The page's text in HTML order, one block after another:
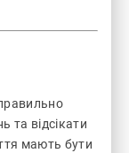
та відсікати
мають бути